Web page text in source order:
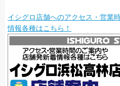
イシグロ店舗へのアクセス・営業
情報各種はこちら！